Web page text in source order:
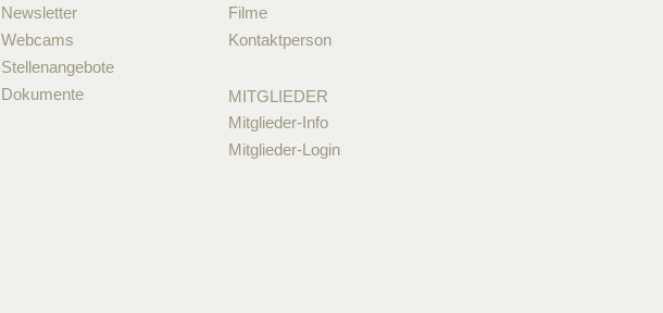
Newsletter
Webcams
Stellenangebote
Dokumente
Filme
Kontaktperson
MITGLIEDER
Mitglieder-Info
Mitglieder-Login